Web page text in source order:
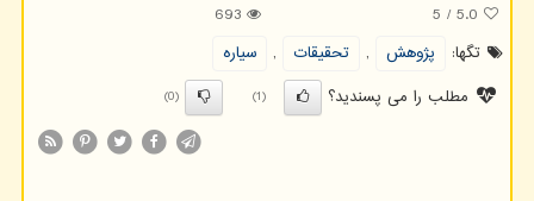
5.0
/
5
693
تگها:
پژوهش , تحقیقات ,
سیاره
مطلب را می پسندید؟
(1)
(0)